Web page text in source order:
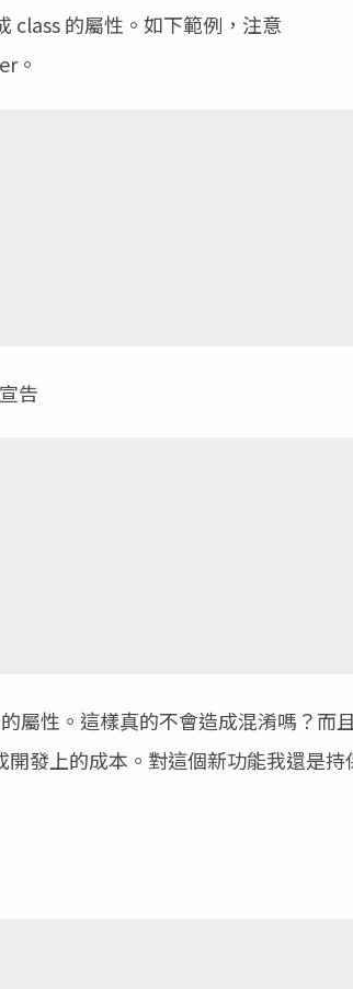
的屬性。如下範例，注意
。
告
屬性。這樣真的不會造成混淆嗎？而且
發上的成本。對這個新功能我還是持